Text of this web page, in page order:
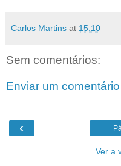
Carlos Martins at 15:10
Sem comentários:
Enviar um comentário
‹
Ver a